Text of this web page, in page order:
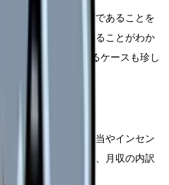
万円〜500万円程度であることを
は比較的高水準にあることがわか
年収800万円を超えるケースも珍し
本給に加えて各種手当やインセン
年の調査によると、月収の内訳